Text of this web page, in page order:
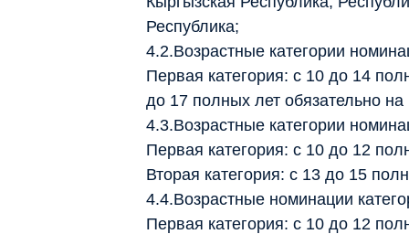
Республика;
4.2.Возрастные категории
Первая категория: с 10 до 14
до 17 полных лет обязательно
4.3.Возрастные категории
Первая категория: с 10 до 12
Вторая категория: с 13 до 15
4.4.Возрастные номинации
Первая категория: с 10 до 12